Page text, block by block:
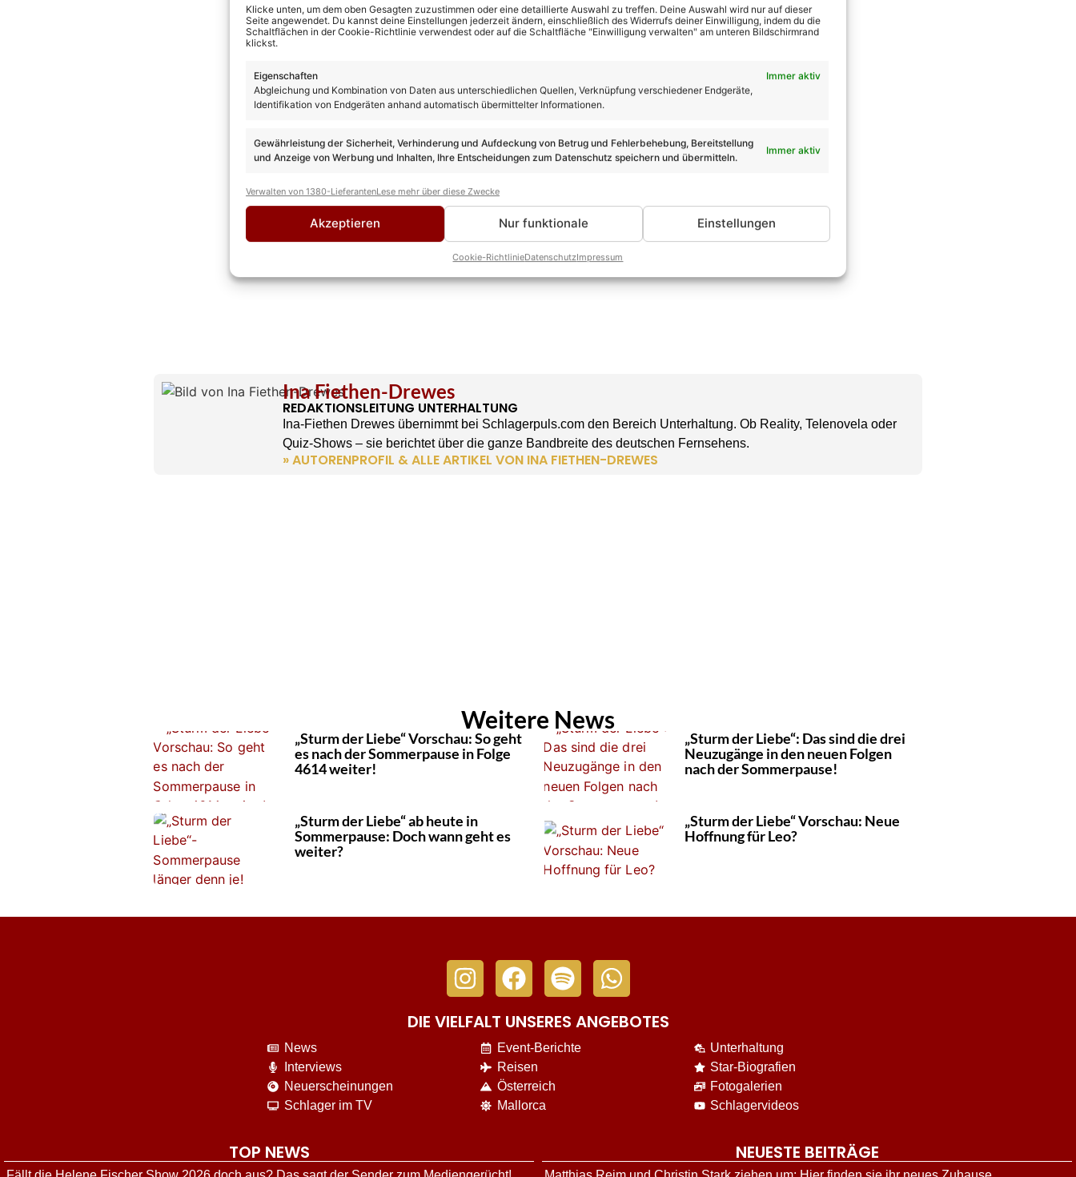
Klicke unten, um dem oben Gesagten zuzustimmen oder eine detaillierte Auswahl zu treffen. Deine Auswahl wird nur auf dieser
Seite angewendet. Du kannst deine Einstellungen jederzeit ändern, einschließlich des Widerrufs deiner Einwilligung, indem du die
Schaltflächen in der Cookie-Richtlinie verwendest oder auf die Schaltfläche "Einwilligung verwalten" am unteren Bildschirmrand
klickst.
Eigenschaften
Immer aktiv
Abgleichung und Kombination von Daten aus unterschiedlichen Quellen, Verknüpfung verschiedener Endgeräte,
Identifikation von Endgeräten anhand automatisch übermittelter Informationen.
Gewährleistung der Sicherheit, Verhinderung und Aufdeckung von Betrug und Fehlerbehebung, Bereitstellung
und Anzeige von Werbung und Inhalten, Ihre Entscheidungen zum Datenschutz speichern und übermitteln.
Immer aktiv
Verwalten von 1380-LieferantenLese mehr über diese Zwecke
Akzeptieren Nur funktionale Einstellungen
Cookie-RichtlinieDatenschutzImpressum
Ina Fiethen-Drewes
REDAKTIONSLEITUNG UNTERHALTUNG
Ina-Fiethen Drewes übernimmt bei Schlagerpuls.com den Bereich Unterhaltung. Ob Reality, Telenovela oder
Quiz-Shows – sie berichtet über die ganze Bandbreite des deutschen Fernsehens.
» AUTORENPROFIL & ALLE ARTIKEL VON INA FIETHEN-DREWES
Weitere News
„Sturm der Liebe“ Vorschau: So geht
es nach der Sommerpause in Folge
4614 weiter!
„Sturm der Liebe“: Das sind die drei
Neuzugänge in den neuen Folgen
nach der Sommerpause!
„Sturm der Liebe“ ab heute in
Sommerpause: Doch wann geht es
weiter?
„Sturm der Liebe“ Vorschau: Neue
Hoffnung für Leo?
DIE VIELFALT UNSERES ANGEBOTES
News
Interviews
Neuerscheinungen
Schlager im TV
Event-Berichte
Reisen
Österreich
Mallorca
Unterhaltung
Star-Biografien
Fotogalerien
Schlagervideos
TOP NEWS NEUESTE BEITRÄGE